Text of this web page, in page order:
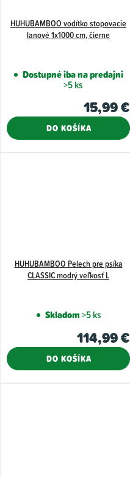
HUHUBAMBOO vodítko stopovacie
lanové 1x1000 cm, čierne
Dostupné iba na predajni
>5 ks
15,99 €
DO KOŠÍKA
HUHUBAMBOO Pelech pre psíka
CLASSIC modrý veľkosť L
Skladom>5 ks
114,99 €
DO KOŠÍKA